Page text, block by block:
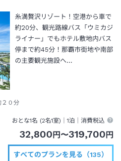
糸満贅沢リゾート！空港から車で
約20分、観光路線バス「ウミカジ
ライナー」でもホテル敷地内バス
停まで約45分！那覇市街地や南部
の主要観光施設へ…
０分
おとな1名 (2名1室)｜1泊 ｜消費税込
32,800円〜319,700円
すべてのプランを見る（135）